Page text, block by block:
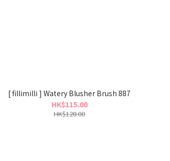
[ fillimilli ] Watery Blusher Brush 887
HK$115.00
HK$128.00